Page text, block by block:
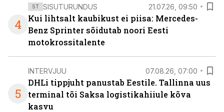
4
ST SISUTURUNDUS 21.07.26, 09:50
Kui lihtsalt kaubikust ei piisa: Mercedes-
Benz Sprinter sõidutab noori Eesti
motokrossitalente
5
INTERVJUU 07.08.26, 07:00
DHLi tippjuht panustab Eestile. Tallinna uus
terminal tõi Saksa logistikahiiule kõva
kasvu